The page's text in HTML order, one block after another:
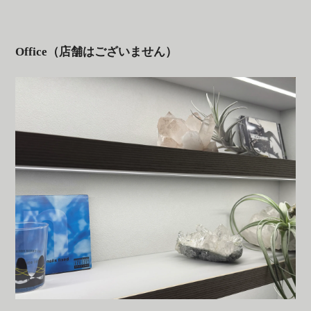
Office（店舗はございません）